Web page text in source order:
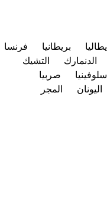
إيطاليا بريطانيا
فرنسا
الدنمارك
التشيك
سلوفينيا
صربيا
اليونان
المجر